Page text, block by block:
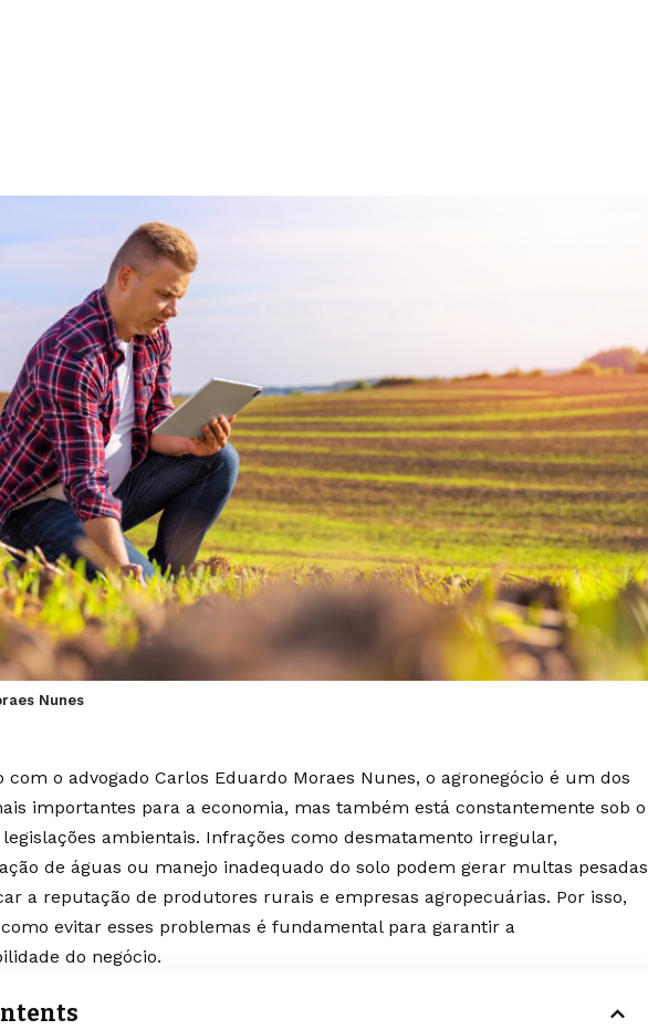
Nunes
com o advogado Carlos Eduardo Moraes Nunes, o agronegócio é um dos
importantes para a economia, mas também está constantemente sob o
ambientais. Infrações como desmatamento irregular,
de águas ou manejo inadequado do solo podem gerar multas pesadas
a reputação de produtores rurais e empresas agropecuárias. Por isso,
evitar esses problemas é fundamental para garantir a
do negócio.